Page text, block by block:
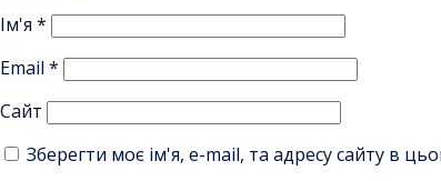
Ім'я *
Email *
Сайт
Зберегти моє ім'я, e-mail, та адресу сайту в